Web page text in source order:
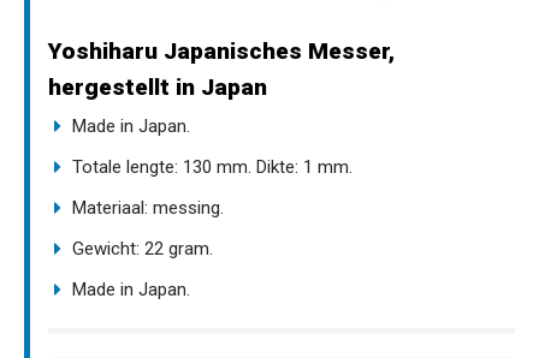
Yoshiharu Japanisches Messer,
hergestellt in Japan
Made in Japan.
Totale lengte: 130 mm. Dikte: 1 mm.
Materiaal: messing.
Gewicht: 22 gram.
Made in Japan.